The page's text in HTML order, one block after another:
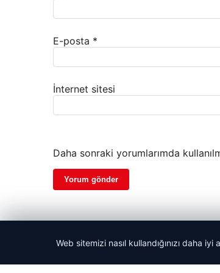
E-posta *
İnternet sitesi
Daha sonraki yorumlarımda
Web sitemizi nasıl kullandığınızı daha